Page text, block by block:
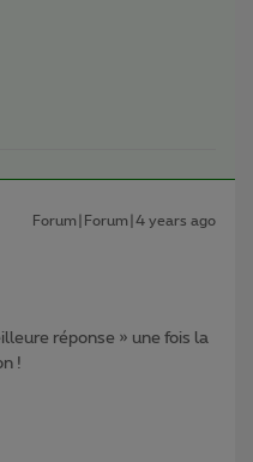
Forum|Forum|4 years ago
réponse » une fois la
!